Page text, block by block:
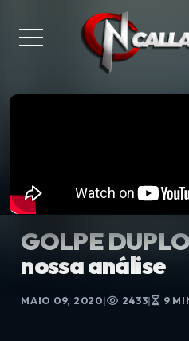
GOLPE
nossa análise
MAIO 09, 2020| 2433| 9